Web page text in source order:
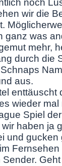
noch
wir die
ganz was
mehr,
durch die
aus.
enttäuscht
wieder mal
Spiel
haben ja
und
Fernsehen